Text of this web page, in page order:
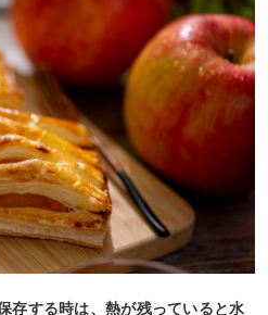
存する時は、熱が残っていると水